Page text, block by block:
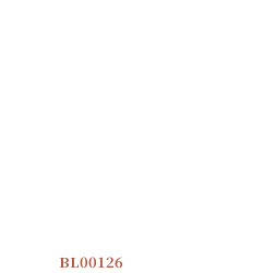
BL00126